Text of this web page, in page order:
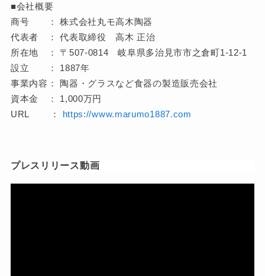
■会社概要
商号 ： 株式会社丸モ高木陶器
代表者 ： 代表取締役 高木 正治
所在地 ： 〒507-0814 岐阜県多治見市市之倉町1-12-1
設立 ： 1887年
事業内容： 陶器・グラスなど食器の製造販売会社
資本金 ： 1,000万円
URL ： https://www.marumo1887.com
プレスリリース動画